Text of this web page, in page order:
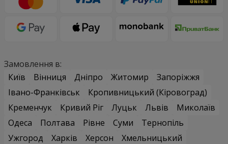
Замовлення в:
Київ
Вінниця Дніпро Житомир
Запоріжжя
Івано-Франківськ
Кропивницький (Кіровоград)
Кременчук
Кривий Ріг Луцьк Львів
Миколаїв
Одеса
Полтава Рівне Суми
Тернопіль
Ужгород
Харків Херсон
Хмельницький